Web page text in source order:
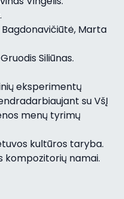
Marta
Siliūnas.
eksperimentų
su VšĮ
menų tyrimų
kultūros taryba.
kompozitorių namai.